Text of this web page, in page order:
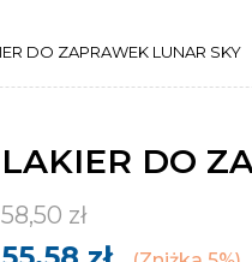
DO ZAPRAWEK LUNAR SKY
LAKIER DO
58,50 zł